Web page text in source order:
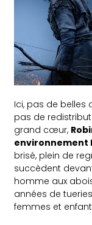
Ici, pas de belles
pas de
grand cœur,
environnement
brisé, plein de
succèdent
homme aux
années de
femmes et